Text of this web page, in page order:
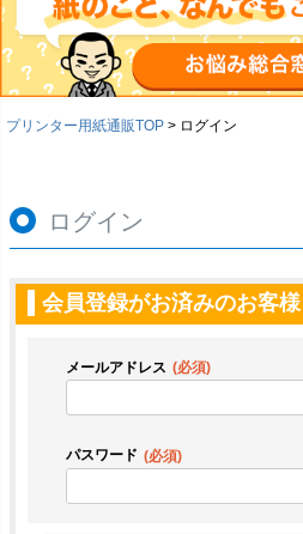
プリンター用紙通販TOP ログイン
ログイン
会員登録がお済みのお客様
メールアドレス (必須)
パスワード (必須)